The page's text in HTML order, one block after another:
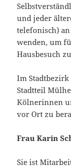
und jeder
telefonisch)
wenden, um
Hausbesuch
Im
Stadtteil
Kölnerinnen
vor Ort zu
Frau Karin
Sie ist